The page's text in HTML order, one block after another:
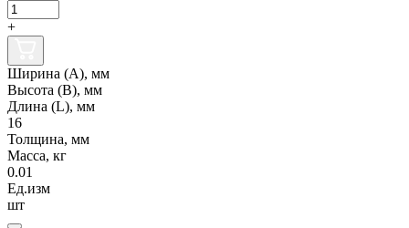
+
Ширина (А), мм
Высота (В), мм
Длина (L), мм
16
Толщина, мм
Масса, кг
0.01
Ед.изм
шт